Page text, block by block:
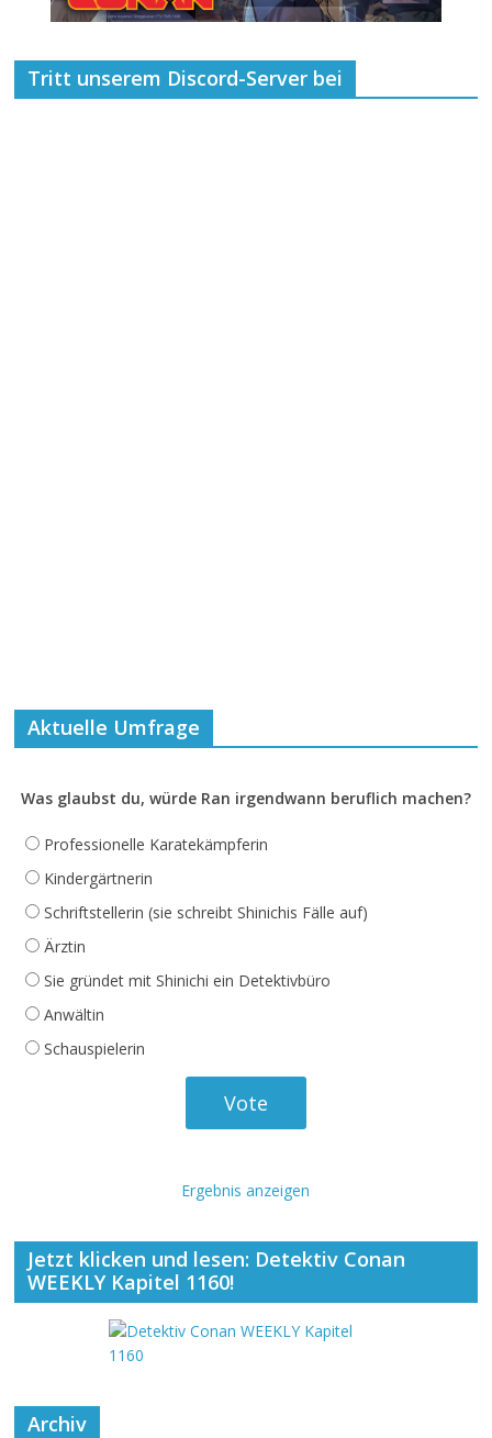
Tritt unserem Discord-Server bei
Aktuelle Umfrage
Was glaubst du, würde Ran irgendwann beruflich machen?
Professionelle Karatekämpferin
Kindergärtnerin
Schriftstellerin (sie schreibt Shinichis Fälle auf)
Ärztin
Sie gründet mit Shinichi ein Detektivbüro
Anwältin
Schauspielerin
Ergebnis anzeigen
Jetzt klicken und lesen: Detektiv Conan
WEEKLY Kapitel 1160!
Archiv